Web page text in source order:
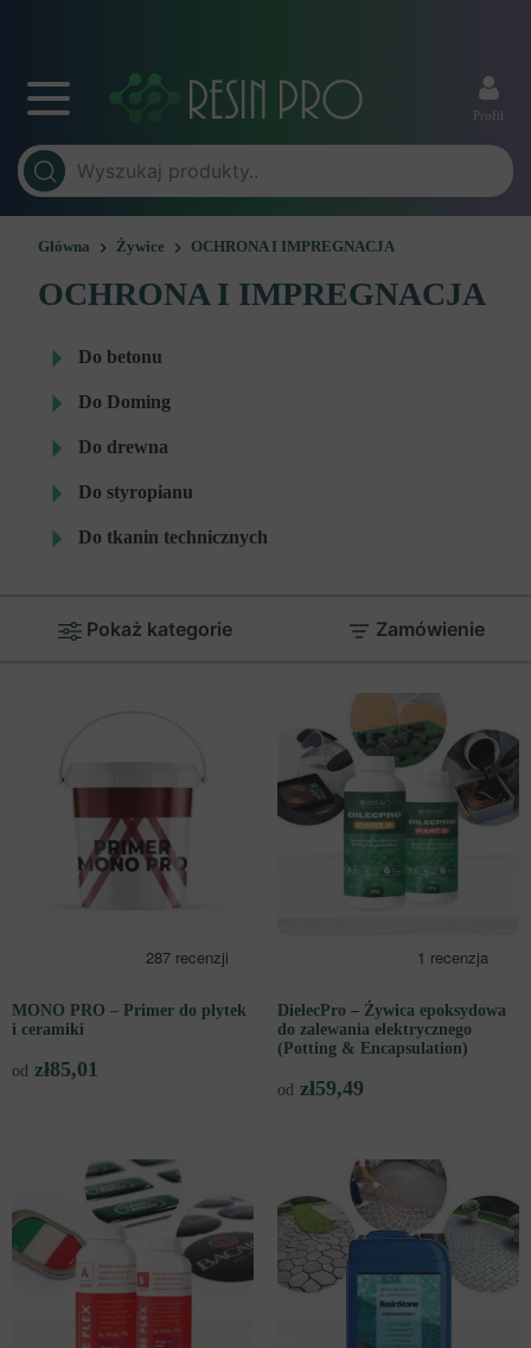
Profil
Główna Żywice OCHRONA I IMPREGNACJA
OCHRONA I IMPREGNACJA
Do betonu
Do Doming
Do drewna
Do styropianu
Do tkanin technicznych
Pokaż kategorie Zamówienie
MONO PRO – Primer do płytek
i ceramiki
od zł85,01
DielecPro – Żywica epoksydowa
do zalewania elektrycznego
(Potting & Encapsulation)
od zł59,49